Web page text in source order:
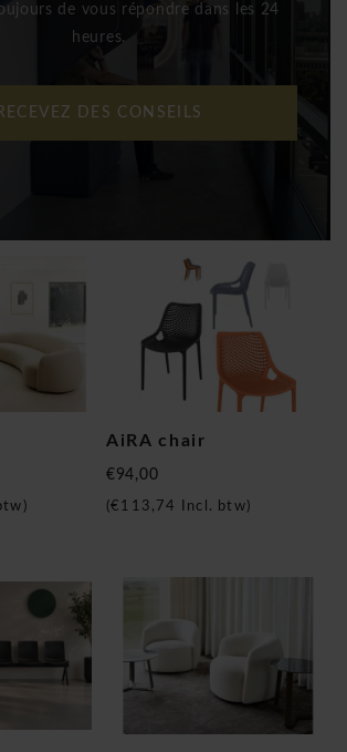
de vous répondre dans les 24
heures.
RECEVEZ DES CONSEILS
AiRA chair
€94,00
(€113,74 Incl. btw)